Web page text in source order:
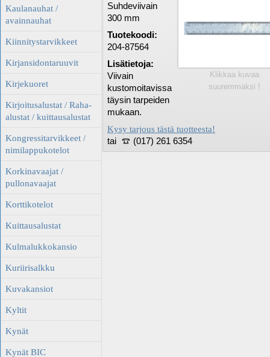
Kaulanauhat /
avainnauhat
Kiinnitystarvikkeet
Kirjansidontaruuvit
Kirjekuoret
Kirjoitusalustat / Raha-
alustat / kuittausalustat
Kongressitarvikkeet /
nimilappukotelot
Korkinavaajat /
pullonavaajat
Korttikotelot
Kuittausalustat
Kulmalukkokansio
Kuriirisalkku
Kuvakansiot
Kyltit
Kynät
Kynät BIC
Suhdeviivain
300 mm
Klikkaa kuvaa
suuremmaksi !
Tuotekoodi:
204-87564
Lisätietoja:
Viivain
kustomoitavissa
täysin tarpeiden
mukaan.
Kysy tarjous tästä tuotteesta!
tai (017) 261 6354